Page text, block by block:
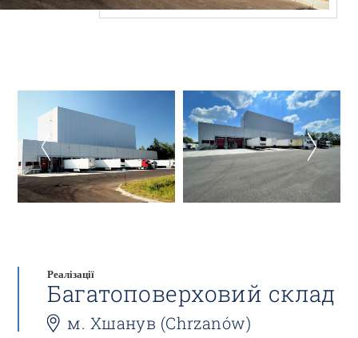
Реалізації
Багатоповерховий склад
м. Хшанув (Chrzanów)